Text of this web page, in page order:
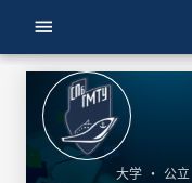
menu
大学 • 公立